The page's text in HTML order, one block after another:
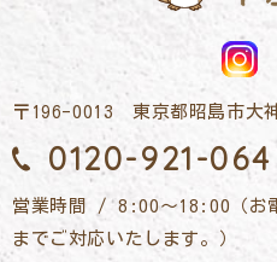
〒196-0013 東京都昭島市大
0120-921-064
営業時間 / 8:00～18:00（お
までご対応いたします。）